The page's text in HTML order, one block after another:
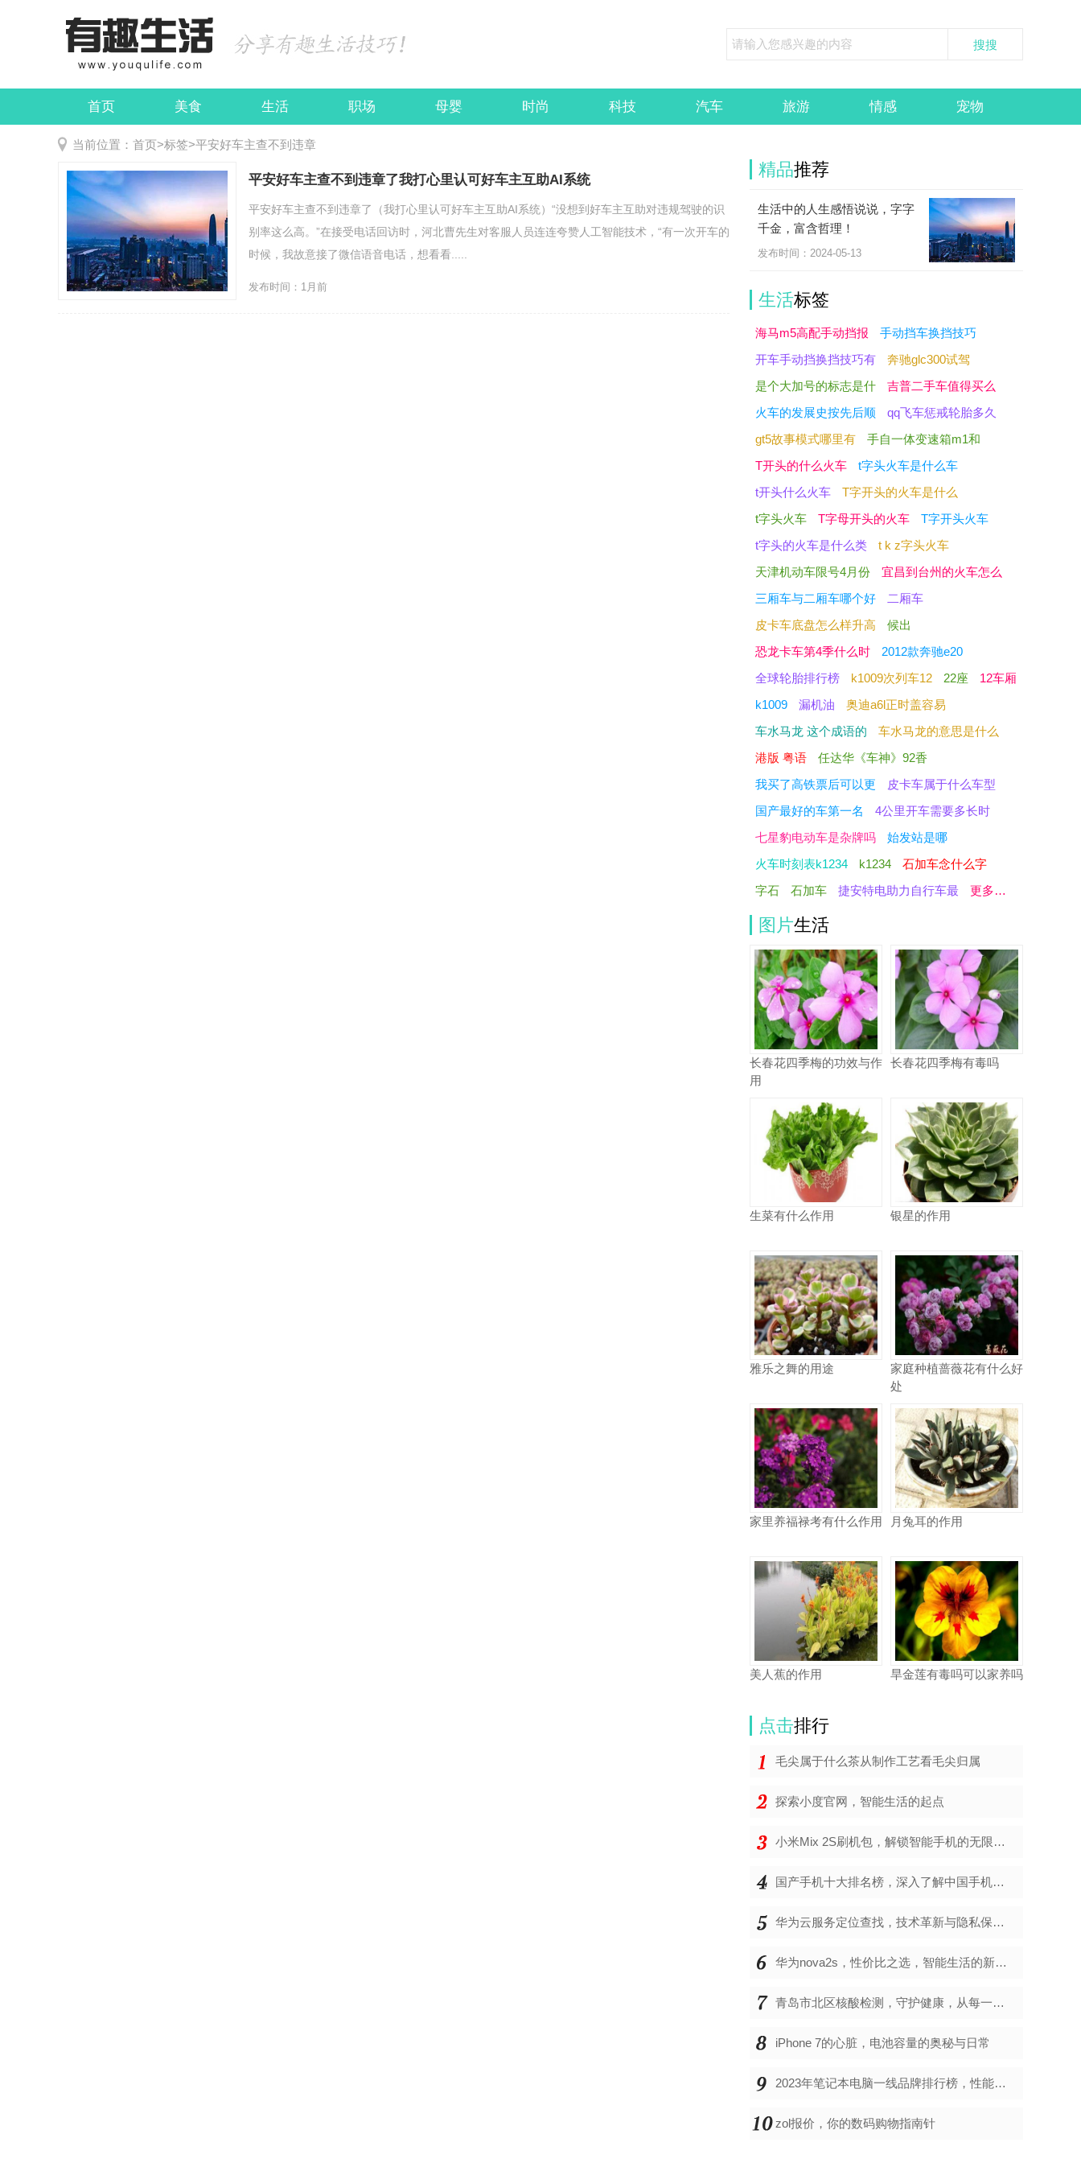
首页 美食 生活 职场 母婴 时尚 科技 汽车 旅游 情感 宠物
娱乐 民俗
当前位置： 首页>标签>平安好车主查不到违章
平安好车主查不到违章了我打心里认可好车主互助AI系统
平安好车主查不到违章了（我打心里认可好车主互助AI系统）“没想到好车主互助对违规驾驶的识
别率这么高。”在接受电话回访时，河北曹先生对客服人员连连夸赞人工智能技术，“有一次开车的
时候，我故意接了微信语音电话，想看看.....
发布时间：1月前
精品推荐
生活中的人生感悟说说，字字
千金，富含哲理！
发布时间：2024-05-13
生活标签
海马m5高配手动挡报
手动挡车换挡技巧
开车手动挡换挡技巧有
奔驰glc300试驾
是个大加号的标志是什
吉普二手车值得买么
火车的发展史按先后顺
qq飞车惩戒轮胎多久
gt5故事模式哪里有
手自一体变速箱m1和
T开头的什么火车
t字头火车是什么车
t开头什么火车
T字开头的火车是什么
t字头火车
T字母开头的火车
T字开头火车
t字头的火车是什么类
t k z字头火车
天津机动车限号4月份
宜昌到台州的火车怎么
三厢车与二厢车哪个好
二厢车
皮卡车底盘怎么样升高
候出
恐龙卡车第4季什么时
2012款奔驰e20
全球轮胎排行榜
k1009次列车12 22座
12车厢
k1009
漏机油
奥迪a6l正时盖容易
车水马龙 这个成语的
车水马龙的意思是什么
港版 粤语
任达华《车神》92香
我买了高铁票后可以更
皮卡车属于什么车型
国产最好的车第一名
4公里开车需要多长时
七星豹电动车是杂牌吗
始发站是哪
火车时刻表k1234
k1234
石加车念什么字
字石
石加车 捷安特电助力自行车最 更多…
图片生活
长春花四季梅的功效与作
用
长春花四季梅有毒吗
生菜有什么作用 银星的作用
雅乐之舞的用途
家庭种植蔷薇花有什么好
处
家里养福禄考有什么作用 月兔耳的作用
美人蕉的作用 旱金莲有毒吗可以家养吗
点击排行
毛尖属于什么茶从制作工艺看毛尖归属
探索小度官网，智能生活的起点
小米Mix 2S刷机包，解锁智能手机的无限可能
国产手机十大排名榜，深入了解中国手机市场的佼佼者
华为云服务定位查找，技术革新与隐私保护的双重奏
华为nova2s，性价比之选，智能生活的新伙伴
青岛市北区核酸检测，守护健康，从每一次检测开始
iPhone 7的心脏，电池容量的奥秘与日常
2023年笔记本电脑一线品牌排行榜，性能、创新与用户满意度的综合考量
zol报价，你的数码购物指南针